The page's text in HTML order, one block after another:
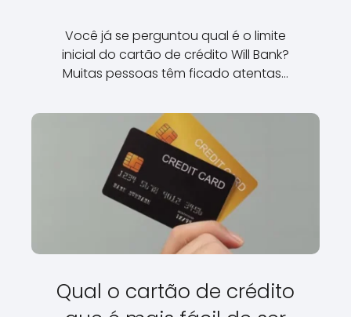
Você já se perguntou qual é o limite
inicial do cartão de crédito Will Bank?
Muitas pessoas têm ficado atentas…
Qual o cartão de crédito